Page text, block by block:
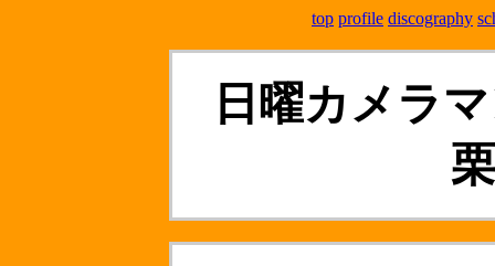
top profile discography
日曜カメラ